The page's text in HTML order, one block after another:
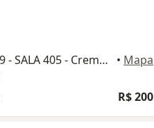
R. dos Pariquis, 2999 - SALA 405 - Cremação, Belém do Pará • Mapa
R$ 200